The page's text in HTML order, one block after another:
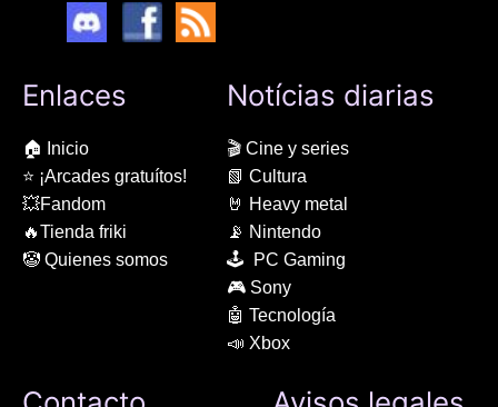
Enlaces
🏠 Inicio
⭐ ¡Arcades gratuítos!
💥Fandom
🔥Tienda friki
🤡 Quienes somos
Notícias diarias
🎬 Cine y series
📗 Cultura
🤘 Heavy metal
📡 Nintendo
🕹 PC Gaming
🎮 Sony
🤖 Tecnología
📣 Xbox